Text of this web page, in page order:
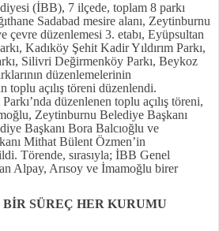
(İBB), 7 ilçede, toplam 8 parkı
Sadabad mesire alanı, Zeytinburnu
çevre düzenlemesi 3. etabı, Eyüpsultan
Kadıköy Şehit Kadir Yıldırım Parkı,
Silivri Değirmenköy Parkı, Beykoz
düzenlemelerinin
toplu açılış töreni düzenlendi.
düzenlenen toplu açılış töreni,
Zeytinburnu Belediye Başkanı
Başkanı Bora Balcıoğlu ve
Mithat Bülent Özmen’in
Törende, sırasıyla; İBB Genel
Alpay, Arısoy ve İmamoğlu birer
SÜREÇ HER KURUMU